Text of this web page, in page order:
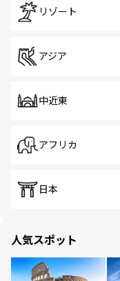
リゾート
アジア
中近東
アフリカ
日本
人気スポット